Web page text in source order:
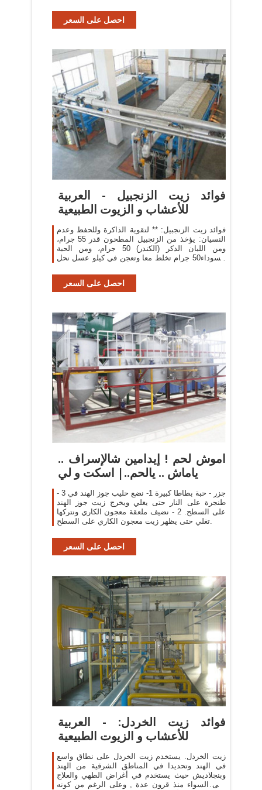
احصل على السعر
‫فوائد زيت الزنجبيل - العربية
للأعشاب و الزيوت الطبيعية
فوائد زيت الزنجبيل: ** لتقوية الذاكرة وللحفظ وعدم
النسيان: يؤخذ من الزنجبيل المطحون قدر 55 جرام،
ومن اللبان الدكر (الكندر) 50 جرام، ومن الحبة
السوداء50 جرام تخلط معا وتعجن في كيلو عسل نحل
احصل على السعر
اموش لحم ! إيدامين شالإسراف ..
ياماش .. يالحم..| اسكت و لي
- 3 جزر - حبة بطاطا كبيرة 1- نضع حليب جوز الهند في
طنجرة على النار حتى يغلي ويخرج زيت جوز الهند
على السطح. 2 - نضيف ملعقة معجون الكاري ونتركها
تغلي حتى يظهر زيت معجون الكاري على السطح.
احصل على السعر
‫فوائد زيت الخردل: - العربية
للأعشاب و الزيوت الطبيعية
زيت الخردل. يستخدم زيت الخردل على نطاق واسع
في الهند وتحديدا في المناطق الشرقية من الهند
وبنجلاديش حيث يستخدم في أغراض الطهي والعلاج
على السواء منذ قرون عدة , وعلى الرغم من كونه